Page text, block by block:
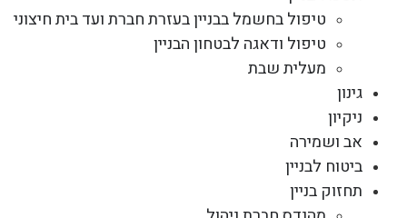
טיפול בחשמל בבניין בעזרת חברת ועד בית חיצוני
טיפול ודאגה לבטחון הבניין
מעלית שבת
גינון
ניקיון
אב ושמירה
ביטוח לבניין
תחזוק בניין